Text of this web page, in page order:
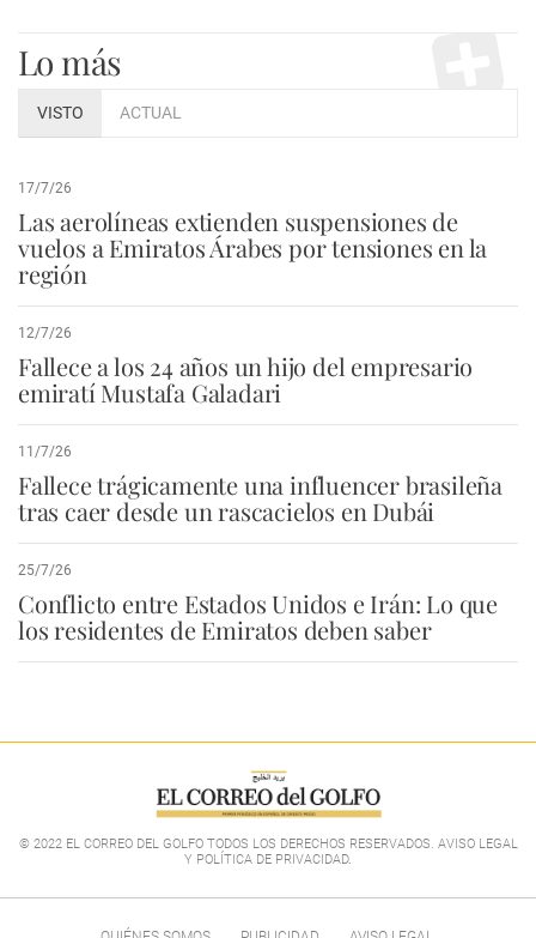
Lo más
VISTO ACTUAL
17/7/26
Las aerolíneas extienden suspensiones de
vuelos a Emiratos Árabes por tensiones en la
región
12/7/26
Fallece a los 24 años un hijo del empresario
emiratí Mustafa Galadari
11/7/26
Fallece trágicamente una influencer brasileña
tras caer desde un rascacielos en Dubái
25/7/26
Conflicto entre Estados Unidos e Irán: Lo que
los residentes de Emiratos deben saber
© 2022 EL CORREO DEL GOLFO TODOS LOS DERECHOS RESERVADOS. AVISO LEGAL
Y POLÍTICA DE PRIVACIDAD.